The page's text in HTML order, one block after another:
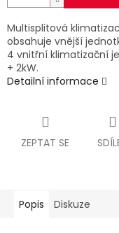
Multisplitová
obsahuje vnější
4 vnitřní klimatizační
+ 2kW.
Detailní informace
ZEPTAT SE
Popis Diskuze